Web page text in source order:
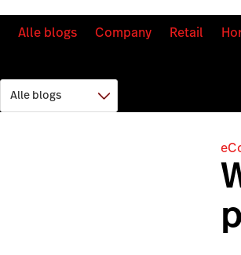
Alle blogs Company Retail